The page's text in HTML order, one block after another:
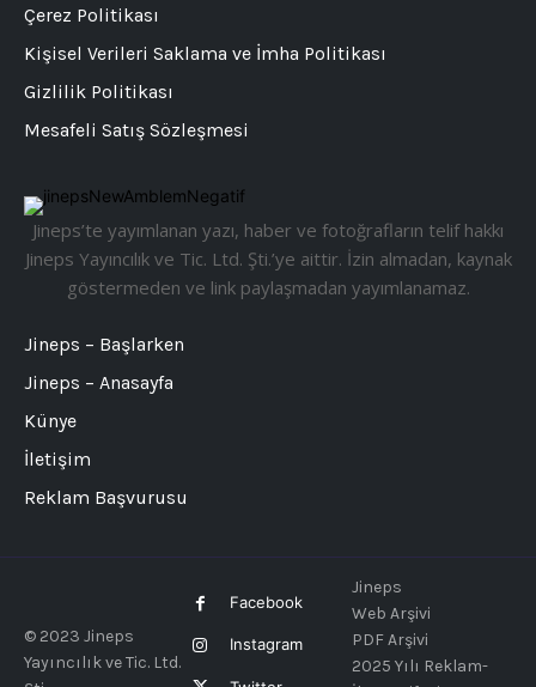
Jineps’te yayımlanan yazı, haber ve fotoğrafların telif hakkı
Jineps Yayıncılık ve Tic. Ltd. Şti.’ye aittir. İzin almadan, kaynak
göstermeden ve link paylaşmadan yayımlanamaz.
Jineps – Başlarken
Jineps – Anasayfa
Künye
İletişim
Reklam Başvurusu
Çerez Politikası
Kişisel Verileri Saklama ve İmha Politikası
Gizlilik Politikası
Mesafeli Satış Sözleşmesi
© 2023 Jineps
Yayıncılık ve Tic. Ltd.
Facebook
Instagram
Jineps
Web Arşivi
PDF Arşivi
2025 Yılı Reklam-